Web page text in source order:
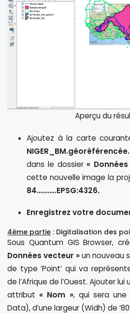
Aperçu du
Ajoutez à la carte
dans le dossier«
cette nouvelle image la
84………..EPSG:4326.
Enregistrez votre
4ème partie : Digitalisation des
Sous Quantum GIS Browser,
Données vecteur »un nouveau
de type ‘Point’ qui va
de l’Afrique de l’Ouest. Ajouter lui
attribut« Nom », qui sera une
Data), d’une largeur (Widh) de